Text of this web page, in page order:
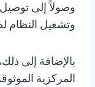
وصولاً إلى توصيل
وتشغيل النظام
بالإضافة إلى
المركزية